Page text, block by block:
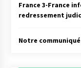
France 3-France
redressement
Notre communiqué